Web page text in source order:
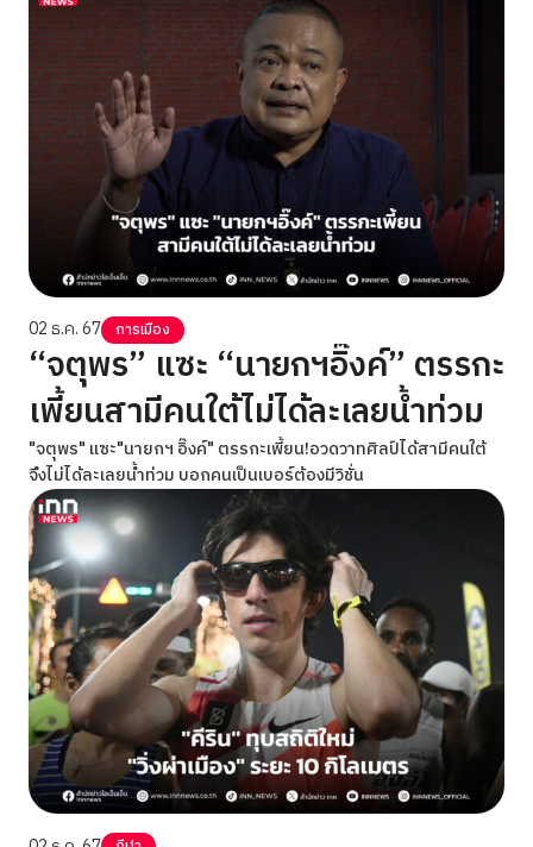
02 ธ.ค. 67 การเมือง
“จตุพร” แซะ “นายกฯอิ๊งค์” ตรรกะ
เพี้ยนสามีคนใต้ไม่ได้ละเลยน้ำท่วม
"จตุพร" แซะ"นายกฯ อิ๊งค์" ตรรกะเพี้ยน!อวดวาทศิลป์ได้สามีคนใต้
จึงไม่ได้ละเลยน้ำท่วม บอกคนเป็นเบอร์ต้องมีวิชั่น